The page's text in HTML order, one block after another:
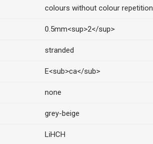
colours without colour repetition
0.5mm<sup>2</sup>
stranded
E<sub>ca</sub>
none
grey-beige
LiHCH